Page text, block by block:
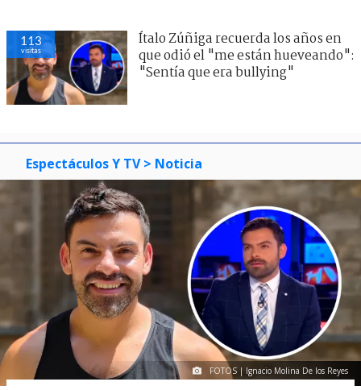
113
visitas
Ítalo Zúñiga recuerda los años en
que odió el "me están hueveando":
"Sentía que era bullying"
Espectáculos Y TV > Noticia
FOTOS | Ignacio Molina De los Reyes